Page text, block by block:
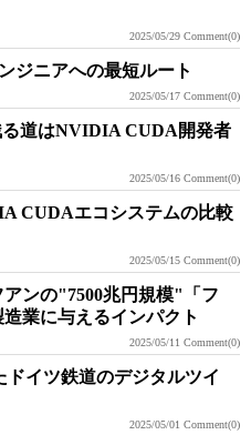
2025/05/29 Comment(0)
ジニアへの最短ルート
2025/05/17 Comment(0)
道はNVIDIA CUDA開発者
2025/05/16 Comment(0)
CUDAエコシステムの比較
2025/05/15 Comment(0)
ンの"7500兆円規模"「フ
業に与えるインパクト
2025/05/11 Comment(0)
イツ鉄道のデジタルツイ
2025/05/01 Comment(0)